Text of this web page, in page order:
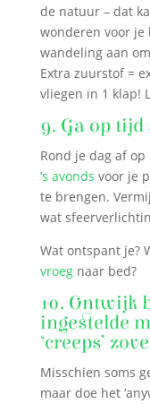
de natuur – dat
wonderen voor je
wandeling aan
Extra zuurstof =
vliegen in 1 klap!
9. Ga op tijd
Rond je dag af op
’s avonds voor je
te brengen.
wat
Wat ontspant je?
vroegnaar bed?
10. Ontwijk
ingestelde
‘creeps’
Misschien soms
maar doe het